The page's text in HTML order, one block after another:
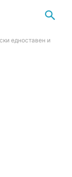
едноставен и